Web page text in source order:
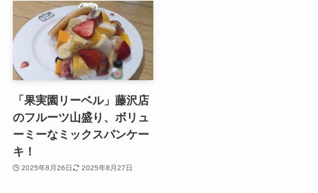
「果実園リーベル」藤沢店
のフルーツ山盛り、ボリュ
ーミーなミックスパンケー
キ！
2025年8月26日 2025年8月27日